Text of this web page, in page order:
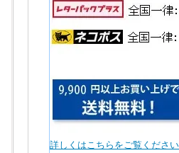
詳しくはこちらをご覧くださ